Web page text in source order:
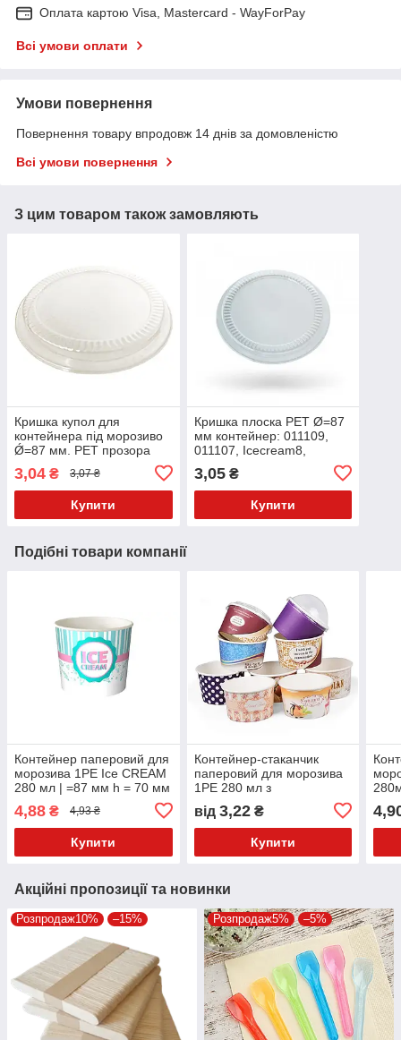
Оплата картою Visa, Mastercard - WayForPay
Всі умови оплати
Умови повернення
Повернення товару впродовж 14 днів за домовленістю
Всі умови повернення
З цим товаром також замовляють
Кришка купол для
контейнера під морозиво
Ǿ=87 мм. РЕТ прозора
011108, 011109)
3,04 ₴ 3,07 ₴
Купити
Кришка плоска PET Ø=87
мм контейнер: 011109,
011107, Icecream8,
Icecream11, Icecream12
3,05₴
Купити
Подібні товари компанії
Контейнер паперовий для
морозива 1РЕ Ice CREAM
280 мл | =87 мм h = 70 мм
Icecream13, Icecream14)
4,88 ₴ 4,93 ₴
Купити
Контейнер-стаканчик
паперовий для морозива
1РЕ 280 мл з
брендуванням/з друком
Кришка 011592п, 011592,
від 3,22₴
Купити
Акційні пропозиції та новинки
Розпродаж10% –15% Розпродаж5% –5%